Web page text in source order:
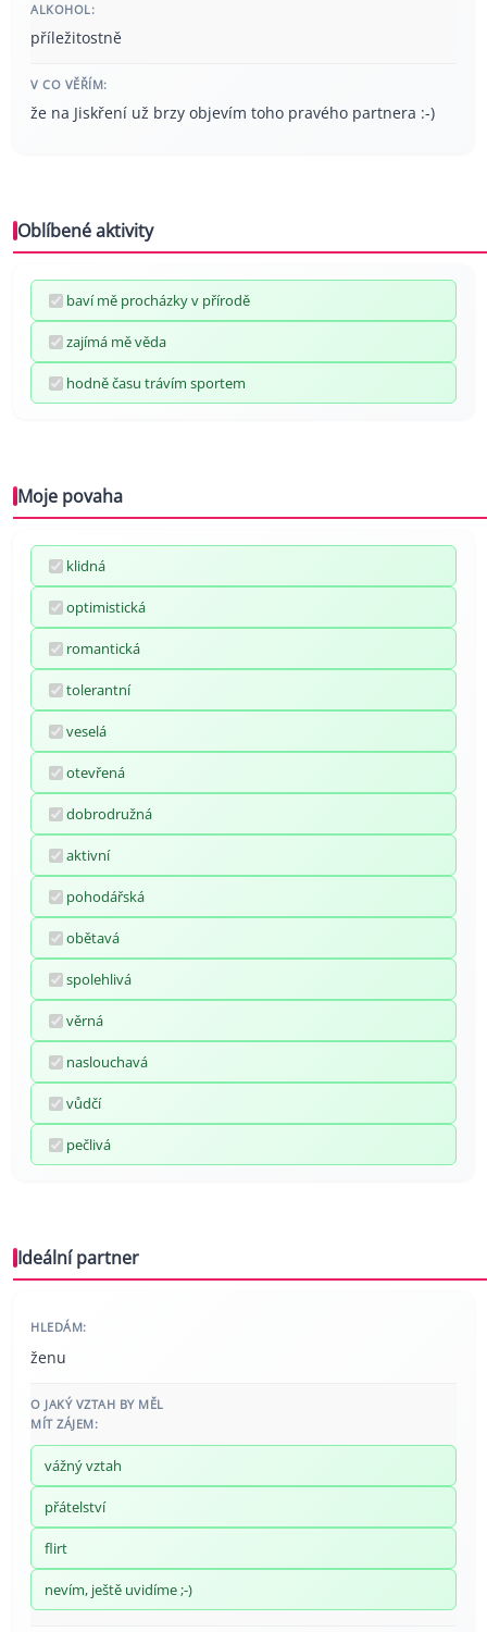
ALKOHOL:
příležitostně
V CO VĚŘÍM:
že na Jiskření už brzy objevím toho pravého partnera :-)
Oblíbené aktivity
baví mě procházky v přírodě
zajímá mě věda
hodně času trávím sportem
Moje povaha
klidná
optimistická
romantická
tolerantní
veselá
otevřená
dobrodružná
aktivní
pohodářská
obětavá
spolehlivá
věrná
naslouchavá
vůdčí
pečlivá
Ideální partner
HLEDÁM:
ženu
O JAKÝ VZTAH BY MĚL
MÍT ZÁJEM:
vážný vztah
přátelství
flirt
nevím, ještě uvidíme ;-)